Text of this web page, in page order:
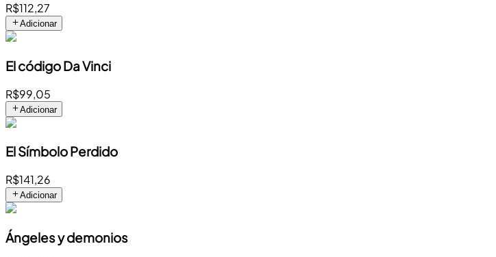
R$112,27
Adicionar
El código Da Vinci
R$99,05
Adicionar
El Símbolo Perdido
R$141,26
Adicionar
Ángeles y demonios